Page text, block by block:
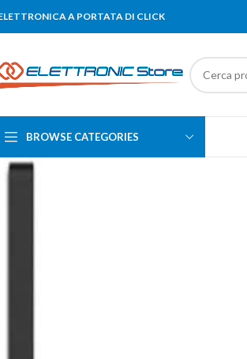
A PORTATA DI CLICK
BROWSE CATEGORIES